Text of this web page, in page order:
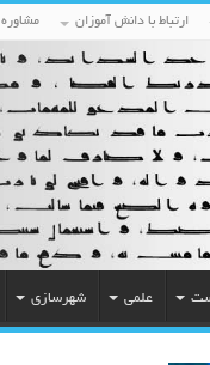
ارتباط با دانش آموزان مشاوره
علمی شهرسازی